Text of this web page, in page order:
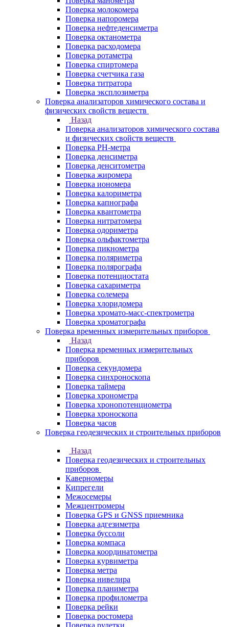
Поверка молокомера
Поверка напоромера
Поверка нефтеденсиметра
Поверка октанометра
Поверка расходомера
Поверка ротаметра
Поверка спиртомера
Поверка счетчика газа
Поверка титратора
Поверка эксплозиметра
Поверка анализаторов химического состава и
физических свойств веществ
Назад
Поверка анализаторов химического состава
и физических свойств веществ
Поверка PH-метра
Поверка денсиметра
Поверка денситометра
Поверка жиромера
Поверка иономера
Поверка калориметра
Поверка капнографа
Поверка квантометра
Поверка нитратомера
Поверка одориметра
Поверка ольфактометра
Поверка пикнометра
Поверка поляриметра
Поверка полярографа
Поверка потенциостата
Поверка сахариметра
Поверка солемера
Поверка хлоридомера
Поверка хромато-масс-спектрометра
Поверка хроматографа
Поверка временных измерительных приборов
Назад
Поверка временных измерительных
приборов
Поверка секундомера
Поверка синхроноскопа
Поверка таймера
Поверка хронометра
Поверка хронопотенциометра
Поверка хроноскопа
Поверка часов
Поверка геодезических и строительных приборов
Назад
Поверка геодезических и строительных
приборов
Каверномеры
Кипрегели
Межосемеры
Межцентромеры
Поверка GPS и GNSS приемника
Поверка адгезиметра
Поверка буссоли
Поверка компаса
Поверка координатометра
Поверка курвиметра
Поверка метра
Поверка нивелира
Поверка планиметра
Поверка профилометра
Поверка рейки
Поверка ростомера
Поверка рулетки